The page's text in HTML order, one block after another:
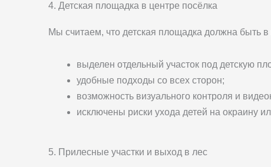
4. Детская площадка в центре посёлка
Мы считаем, что детская площадка должна быть в
выделен отдельный участок под детскую
удобные подходы со всех сторон;
возможность визуального контроля и
исключены риски ухода детей на окраину
5. Прилесные участки и выход в лес